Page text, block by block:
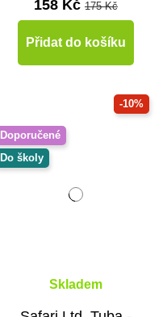
158 Kč 175 Kč
Přidat do košíku
-10%
Doporučené
Do školy
Skladem